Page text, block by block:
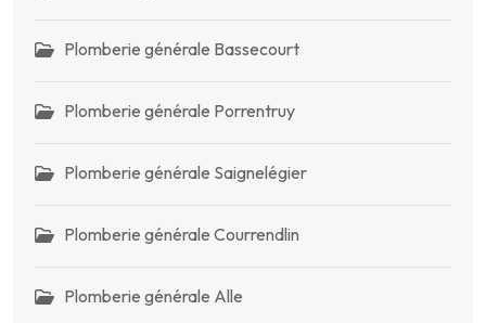
Plomberie générale Bassecourt
Plomberie générale Porrentruy
Plomberie générale Saignelégier
Plomberie générale Courrendlin
Plomberie générale Alle